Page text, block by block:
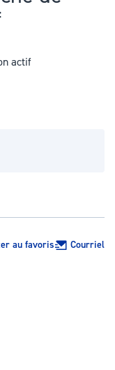
actif
au favoris Courriel